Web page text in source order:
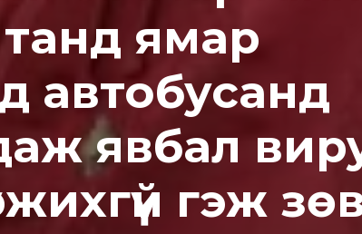
ямар
автобусанд
явбал
гэж